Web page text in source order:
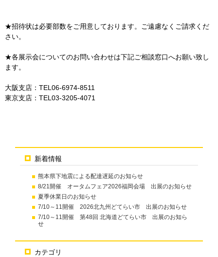
新着情報
熊本県下地震による配達遅延のお知らせ
8/21開催 オータムフェア2026福岡会場 出展のお知らせ
夏季休業日のお知らせ
7/10～11開催 2026北九州どてらい市 出展のお知らせ
7/10～11開催 第48回 北海道どてらい市 出展のお知ら
せ
カテゴリ
★招待状は必要部数をご用意しております。ご遠慮なくご請求くだ
さい。
★各展示会についてのお問い合わせは下記ご相談窓口へお願い致し
ます。
大阪支店：TEL06-6974-8511
東京支店：TEL03-3205-4071